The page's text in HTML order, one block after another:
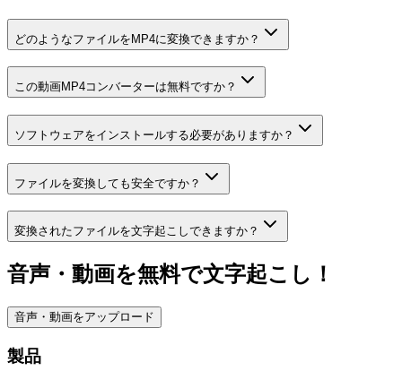
どのようなファイルをMP4に変換できますか？
この動画MP4コンバーターは無料ですか？
ソフトウェアをインストールする必要がありますか？
ファイルを変換しても安全ですか？
変換されたファイルを文字起こしできますか？
音声・動画を無料で文字起こし！
音声・動画をアップロード
製品